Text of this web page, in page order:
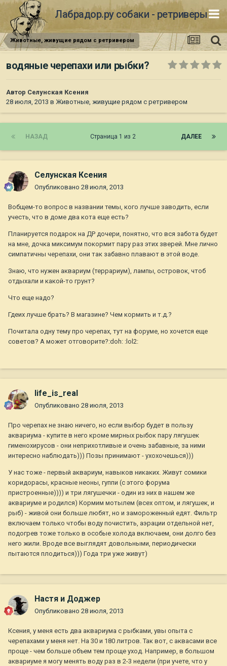
Лабрадор.ру собаки - ретриверы
Животные, живущие рядом с ретривером
водяные черепахи или рыбки?
Автор Селунская Ксения
28 июля, 2013 в Животные, живущие рядом с ретривером
НАЗАД ДАЛЕЕ
Страница 1 из 2
Селунская Ксения
Опубликовано 28 июля, 2013
Вобщем-то вопрос в названии темы, кого лучше заводить, если
учесть, что в доме два кота еще есть?
Планируется подарок на ДР дочери, понятно, что вся забота будет
на мне, дочка миксимум покормит пару раз этих зверей. Мне лично
симпатичны черепахи, они так забавно плавают в этой воде.
Знаю, что нужен аквариум (террариум), лампы, островок, чтоб
отдыхали и какой-то грунт?
Что еще надо?
Гдеих лучше брать? В магазине? Чем кормить и т.д.?
Почитала одну тему про черепах, тут на форуме, но хочется еще
советов? А может отговорите?:doh: :lol2:
life_is_real
Опубликовано 28 июля, 2013
Про черепах не знаю ничего, но если выбор будет в пользу
аквариума - купите в него кроме мирных рыбок пару лягушек
гименохирусов - они неприхотливые и очень забавные, за ними
интересно наблюдать))) Позы принимают - ухохочешься)))
У нас тоже - первый аквариум, навыков никаких. Живут сомики
коридорасы, красные неоны, гуппи (с этого форума
пристроенные)))) и три лягушечки - один из них в нашем же
аквариуме и родился) Кормим мотылем (всех оптом, и лягушек, и
рыб) - живой они больше любят, но и замороженный едят. Фильтр
включаем только чтобы воду почистить, аэрации отдельной нет,
подогрев тоже только в особые холода включаем, они долго без
него жили. Вроде все выглядят довольными, периодически
пытаются плодиться))) Года три уже живут)
Настя и Доджер
Опубликовано 28 июля, 2013
Ксения, у меня есть два аквариума с рыбками, увы опыта с
черепахами у меня нет. На 30 и 180 литров. Так вот, с аквасами все
проще - чем больше объем тем проще уход. Например, в большом
аквариуме я могу менять воду раз в 2-3 недели (при учете, что у